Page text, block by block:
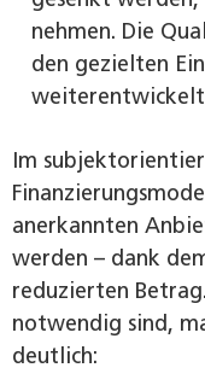
nehmen. Die
den gezielten
weiterentwickelt
Im
anerkannten
werden – dank
reduzierten
notwendig sind,
deutlich: